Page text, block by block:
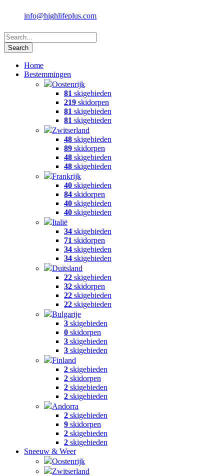
info@highlifeplus.com
Home
Bestemmingen
Oostenrijk
81 skigebieden
219 skidorpen
81 skigebieden
81 skigebieden
Zwitserland
48 skigebieden
89 skidorpen
48 skigebieden
48 skigebieden
Frankrijk
40 skigebieden
84 skidorpen
40 skigebieden
40 skigebieden
Italië
34 skigebieden
71 skidorpen
34 skigebieden
34 skigebieden
Duitsland
22 skigebieden
32 skidorpen
22 skigebieden
22 skigebieden
Bulgarije
3 skigebieden
0 skidorpen
3 skigebieden
3 skigebieden
Finland
2 skigebieden
2 skidorpen
2 skigebieden
2 skigebieden
Andorra
2 skigebieden
9 skidorpen
2 skigebieden
2 skigebieden
Sneeuw & Weer
Oostenrijk
Zwitserland